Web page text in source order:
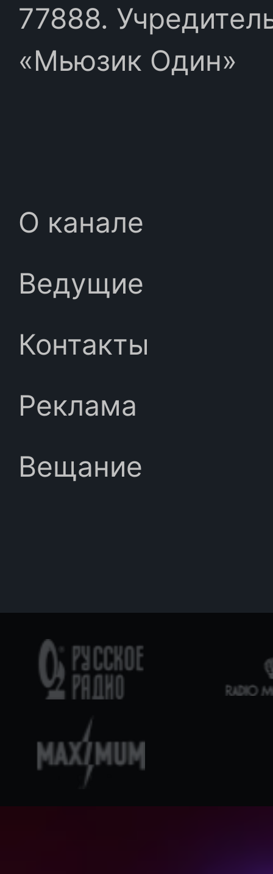
77888.
«Мьюзик Один»
О канале
Ведущие
Контакты
Реклама
Вещание